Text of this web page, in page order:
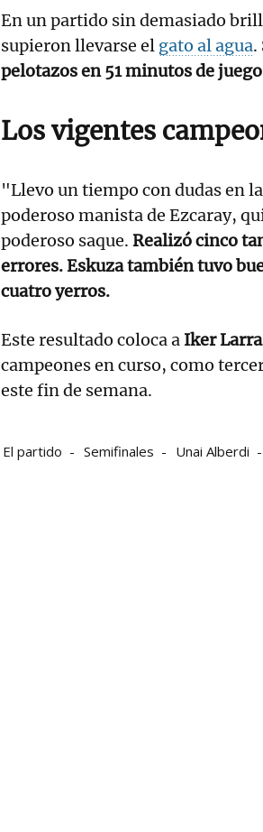
En un partido sin demasiado
supieron llevarse el gato al agua.
pelotazos en 51 minutos de juego
Los vigentes
"Llevo un tiempo con dudas en
poderoso manista de Ezcaray,
poderoso saque. Realizó cinco
errores. Eskuza también tuvo
cuatro yerros.
Este resultado coloca a Iker
campeones en curso, como
este fin de semana.
El partido Semifinales Unai Alberdi